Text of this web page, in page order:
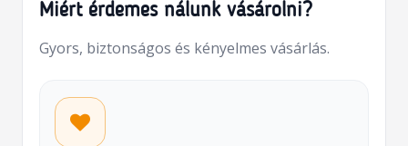
Miért érdemes nálunk vásárolni?
Gyors, biztonságos és kényelmes vásárlás.